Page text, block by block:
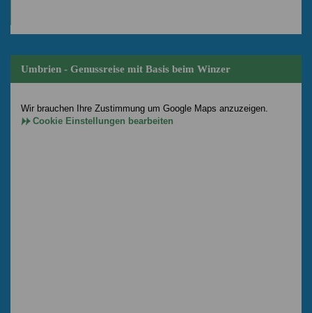
Umbrien - Genussreise mit Basis beim Winzer
Wir brauchen Ihre Zustimmung um Google Maps anzuzeigen.
Cookie Einstellungen bearbeiten